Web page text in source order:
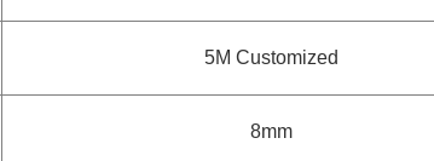
5M Customized
8mm